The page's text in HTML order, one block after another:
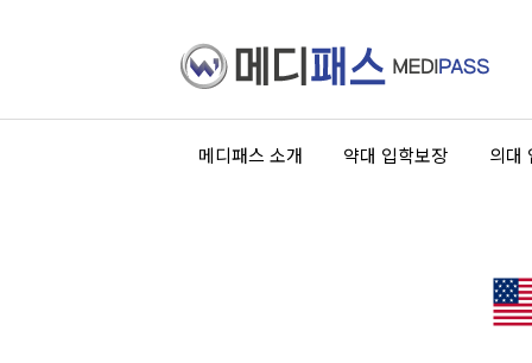
메디패스 소개 약대 입학보장 의대